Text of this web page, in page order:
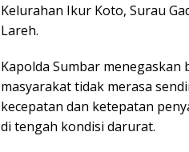
Kelurahan Ikur Koto, Surau
Lareh.
Kapolda Sumbar
masyarakat tidak merasa
kecepatan dan ketepatan
di tengah kondisi darurat.